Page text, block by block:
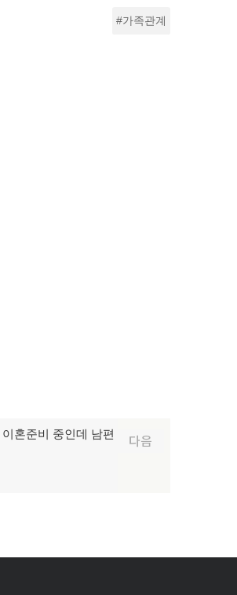
가족관계
다음
혼준비 중인데 남편